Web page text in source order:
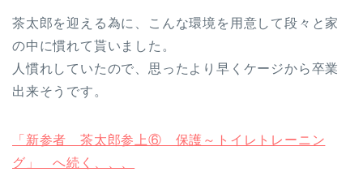
茶太郎を迎える為に、こんな環境を用意して段々と家
の中に慣れて貰いました。
人慣れしていたので、思ったより早くケージから卒業
出来そうです。
「新参者 茶太郎参上⑥ 保護～トイレトレーニン
グ」 へ続く、、、